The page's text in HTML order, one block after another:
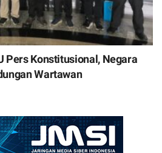
Pers Konstitusional, Negara
Wartawan